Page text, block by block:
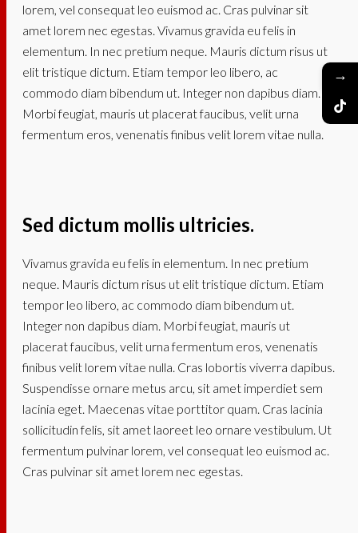
lorem, vel consequat leo euismod ac. Cras pulvinar sit
amet lorem nec egestas. Vivamus gravida eu felis in
elementum. In nec pretium neque. Mauris dictum risus ut
elit tristique dictum. Etiam tempor leo libero, ac
commodo diam bibendum ut. Integer non dapibus diam.
Morbi feugiat, mauris ut placerat faucibus, velit urna
fermentum eros, venenatis finibus velit lorem vitae nulla.
Sed dictum mollis ultricies.
Vivamus gravida eu felis in elementum. In nec pretium
neque. Mauris dictum risus ut elit tristique dictum. Etiam
tempor leo libero, ac commodo diam bibendum ut.
Integer non dapibus diam. Morbi feugiat, mauris ut
placerat faucibus, velit urna fermentum eros, venenatis
finibus velit lorem vitae nulla. Cras lobortis viverra dapibus.
Suspendisse ornare metus arcu, sit amet imperdiet sem
lacinia eget. Maecenas vitae porttitor quam. Cras lacinia
sollicitudin felis, sit amet laoreet leo ornare vestibulum. Ut
fermentum pulvinar lorem, vel consequat leo euismod ac.
Cras pulvinar sit amet lorem nec egestas.
→